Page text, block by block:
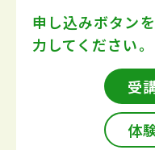
申し込みボタン
力してください。
受
体